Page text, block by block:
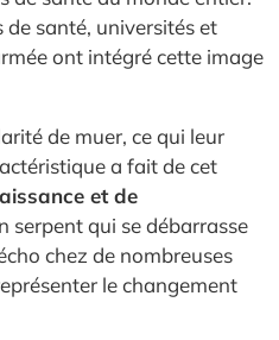
de santé, universités et
ont intégré cette image
de muer, ce qui leur
a fait de cet
et de
serpent qui se débarrasse
chez de nombreuses
le changement